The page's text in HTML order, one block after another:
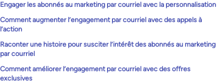
Engager les abonnés au marketing par courriel avec la personnalisation
Comment augmenter l’engagement par courriel avec des appels à
l’action
Raconter une histoire pour susciter l’intérêt des abonnés au marketing
par courriel
Comment améliorer l’engagement par courriel avec des offres
exclusives